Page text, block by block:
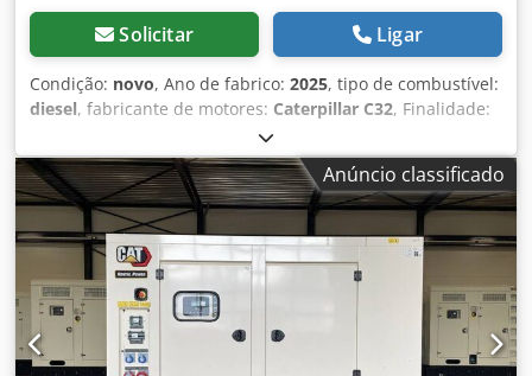
Solicitar Ligar
Condição: novo, Ano de fabrico: 2025, tipo de combustível:
diesel, fabricante de motores: Caterpillar C32, Finalidade:
Construção civil Peso vazio: 11.481 kg Potência do gerador:
1.500 kVA Dcsdex Dqnkopfx Ackok Dimensões do
compartimento de carga: 667 x 245 x 279 cm Certificação
CE: sim Volume do tanque de água: 1000 l Entre em
contato com a equipe DPX para mais informações. =
Outras opções e acessórios = - Bateria - Quadro de
comando - Teto de aço - Camião cisterna
Anúncio classificado